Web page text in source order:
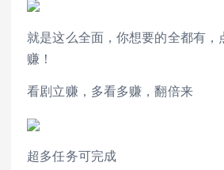
就是这么全面，你想要的全都有，
赚！
看剧立赚，多看多赚，翻倍来
超多任务可完成